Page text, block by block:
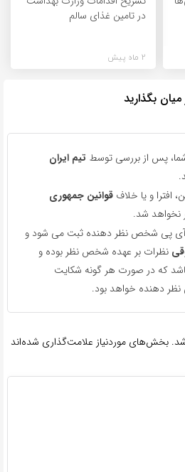
در تامین غذای سالم
2 ماه پیش
بگذارید
پس از بررسی توسط تیم ایران
افترا و یا خلاف قوانین جمهوری
نخواهد شد.
آی پی شخص نظر دهنده ثبت می شود و
نظرات بر عهده شخص نظر بوده و
که در صورت هر گونه شکایت
دهنده خواهد بود.
بخش‌های موردنیاز علامت‌گذاری شده‌اند